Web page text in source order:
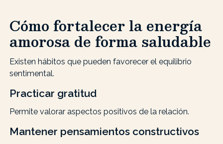
Cómo fortalecer la energía
amorosa de forma saludable
Existen hábitos que pueden favorecer el equilibrio
sentimental.
Practicar gratitud
Permite valorar aspectos positivos de la relación.
Mantener pensamientos constructivos